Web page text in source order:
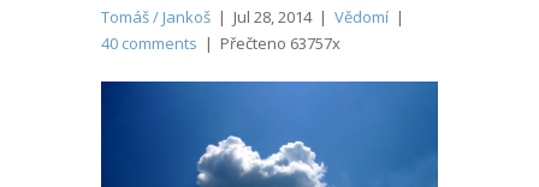
Tomáš / Jankoš | Jul 28, 2014 | Vědomí |
40 comments | Přečteno 63757x